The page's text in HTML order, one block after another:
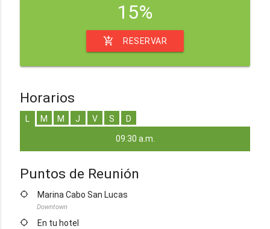
15%
add_shopping_cart RESERVAR
Horarios
L M M J V S D
09:30 a.m.
Puntos de Reunión
location_searching Marina Cabo San Lucas
Downtown
location_searching En tu hotel